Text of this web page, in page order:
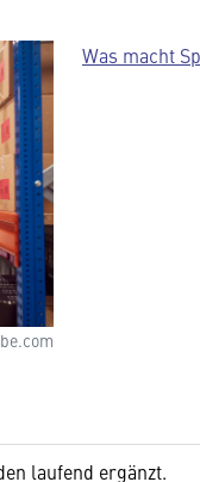
Was macht
laufend ergänzt.